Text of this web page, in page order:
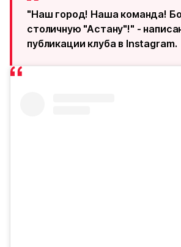
"Наш город! Наша команда!
столичную "Астану"!" -
публикации клуба в Instagram.